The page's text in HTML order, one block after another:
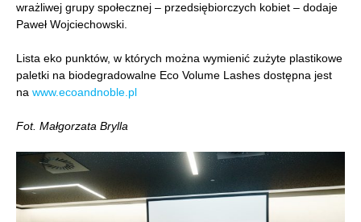
wrażliwej grupy społecznej – przedsiębiorczych kobiet – dodaje
Paweł Wojciechowski.
Lista eko punktów, w których można wymienić zużyte plastikowe
paletki na biodegradowalne Eco Volume Lashes dostępna jest
na www.ecoandnoble.pl
Fot. Małgorzata Brylla